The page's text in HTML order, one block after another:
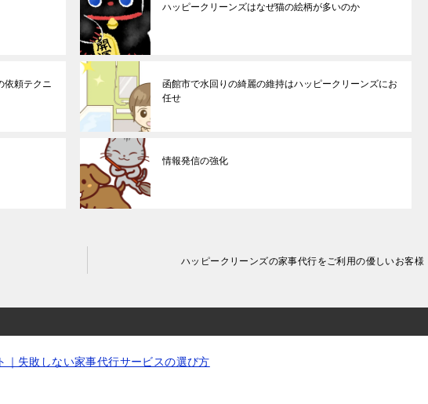
ハッピークリーンズはなぜ猫の絵柄が多いのか
依頼テクニ
函館市で水回りの綺麗の維持はハッピークリーンズにお
任せ
情報発信の強化
ハッピークリーンズの家事代行をご利用の優しいお客様
｜失敗しない家事代行サービスの選び方